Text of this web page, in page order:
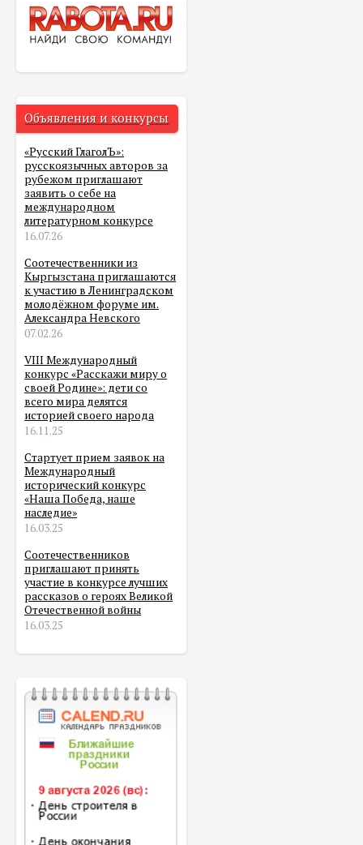
Объявления и конкурсы
«Русский ГлаголЪ»:
русскоязычных авторов за
рубежом приглашают
заявить о себе на
международном
литературном конкурсе
16.07.26
Соотечественники из
Кыргызстана приглашаются
к участию в Ленинградском
молодёжном форуме им.
Александра Невского
07.02.26
VIII Международный
конкурс «Расскажи миру о
своей Родине»: дети со
всего мира делятся
историей своего народа
16.11.25
Стартует прием заявок на
Международный
исторический конкурс
«Наша Победа, наше
наследие»
16.03.25
Соотечественников
приглашают принять
участие в конкурсе лучших
рассказов о героях Великой
Отечественной войны
16.03.25